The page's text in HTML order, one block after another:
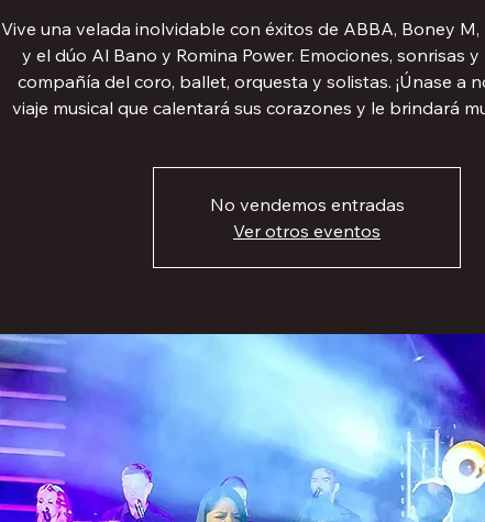
Vive una velada inolvidable con éxitos de ABBA, Boney
y el dúo Al Bano y Romina Power. Emociones, sonrisas
compañía del coro, ballet, orquesta y solistas. ¡Únase a
viaje musical que calentará sus corazones y le brindará
No vendemos entradas
Ver otros eventos